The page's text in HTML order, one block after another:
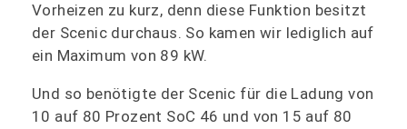
Vorheizen zu kurz, denn diese Funktion besitzt
der Scenic durchaus. So kamen wir lediglich auf
ein Maximum von 89 kW.
Und so benötigte der Scenic für die Ladung von
10 auf 80 Prozent SoC 46 und von 15 auf 80